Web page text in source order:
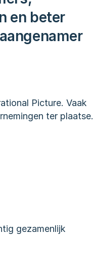
en beter
Picture. Vaak
ter plaatse.
gezamenlijk